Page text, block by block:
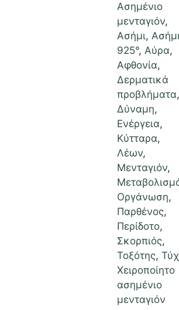
Ασημένιο
μενταγιόν,
Ασήμι,
925°, Αύρα,
Αφθονία,
Δερματικά
προβλήματα,
Δύναμη,
Ενέργεια,
Κύτταρα,
Λέων,
Μενταγιόν,
Οργάνωση,
Παρθένος,
Περίδοτο,
Σκορπιός,
Τοξότης,
Χειροποίητο
ασημένιο
μενταγιόν